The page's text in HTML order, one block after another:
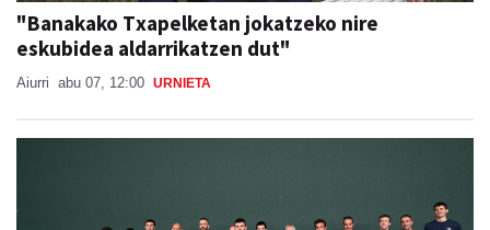
"Banakako Txapelketan jokatzeko nire
eskubidea aldarrikatzen dut"
Aiurri abu 07, 12:00 URNIETA